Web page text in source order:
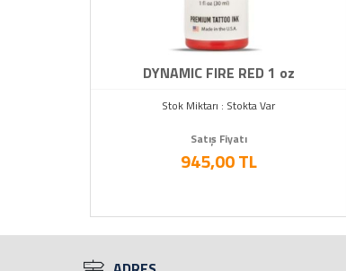
DYNAMIC FIRE RED 1 oz
Stok Miktarı : Stokta Var
Satış Fiyatı
945,00 TL